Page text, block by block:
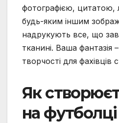
фотографією, цитатою,
будь-яким іншим
надрукують все, що
тканині. Ваша фантазія
творчості для фахівців
Як
на